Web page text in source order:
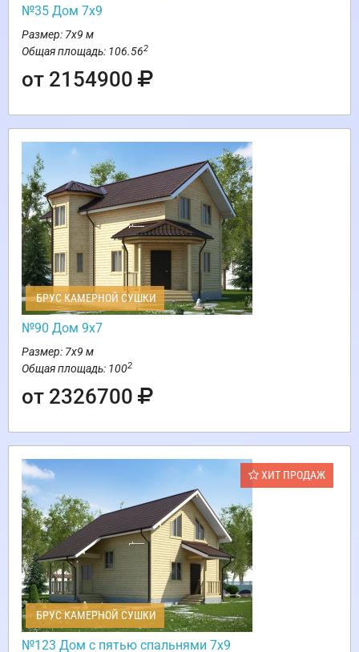
№35 Дом 7х9
Размер: 7х9 м
Общая площадь: 106.562
от 2154900
БРУС КАМЕРНОЙ СУШКИ
№90 Дом 9х7
Размер: 7х9 м
Общая площадь: 1002
от 2326700
ХИТ ПРОДАЖ
БРУС КАМЕРНОЙ СУШКИ
№123 Дом с пятью спальнями 7х9